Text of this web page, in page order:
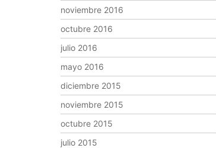
noviembre 2016
octubre 2016
julio 2016
mayo 2016
diciembre 2015
noviembre 2015
octubre 2015
julio 2015